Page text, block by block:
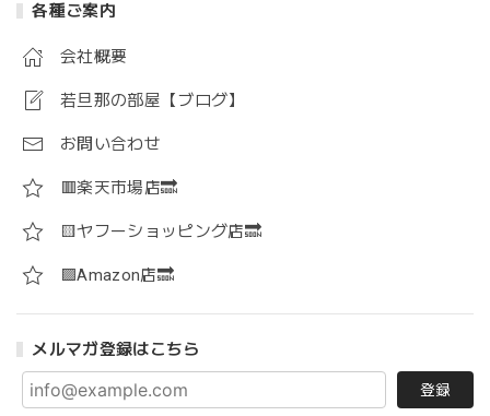
各種ご案内
会社概要
若旦那の部屋【ブログ】
お問い合わせ
🟥楽天市場店🔜
🟨ヤフーショッピング店🔜
🟪Amazon店🔜
メルマガ登録はこちら
登録